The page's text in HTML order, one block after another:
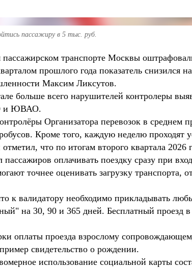
пассажиру в 5 тыс. руб.
пассажирском транспорте Москвы
прошлого года показатель снизился
Максим Ликсутов.
больше всего нарушителей контролеры
и ЮВАО.
Организатора перевозок в среднем
Кроме того, каждую неделю
что по итогам второго квартала 2026
оплачивать поездку сразу при
точнее оценивать загрузку
к валидатору необходимо прикладывать
на 30, 90 и 365 дней. Бесплатный проезд в
оплаты проезда взрослому
свидетельство о рождении.
использование социальной карты